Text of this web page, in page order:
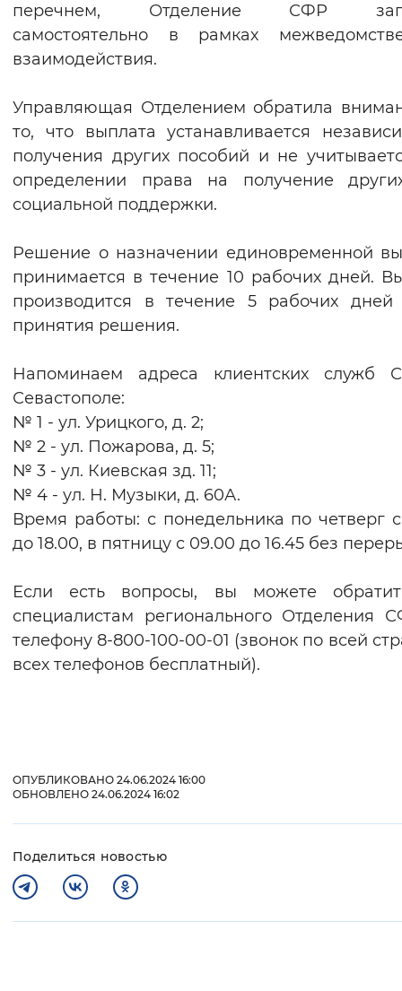
перечнем, Отделение СФР
самостоятельно в рамках
взаимодействия.
Управляющая Отделением обратила
то, что выплата устанавливается
получения других пособий и не
определении права на получение
социальной поддержки.
Решение о назначении единовременной
принимается в течение 10 рабочих дней.
производится в течение 5 рабочих дней
принятия решения.
Напоминаем адреса клиентских служб
Севастополе:
№ 1 - ул. Урицкого, д. 2;
№ 2 - ул. Пожарова, д. 5;
№ 3 - ул. Киевская зд. 11;
№ 4 - ул. Н. Музыки, д. 60А.
Время работы: с понедельника по четверг
до 18.00, в пятницу с 09.00 до 16.45 без
Если есть вопросы, вы можете
специалистам регионального Отделения
телефону 8-800-100-00-01 (звонок по всей
всех телефонов бесплатный).
ОПУБЛИКОВАНО 24.06.2024 16:00
ОБНОВЛЕНО 24.06.2024 16:02
Поделиться новостью